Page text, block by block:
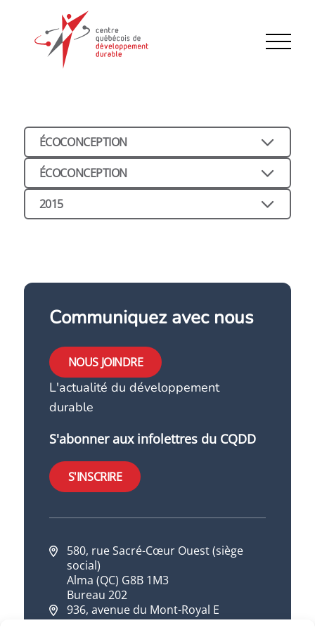
ÉCOCONCEPTION
ÉCOCONCEPTION
2015
Communiquez avec nous
NOUS JOINDRE
L'actualité du développement
durable
S'abonner aux infolettres du CQDD
S'INSCRIRE
580, rue Sacré-Cœur Ouest (siège
social)
Alma (QC) G8B 1M3
Bureau 202
936, avenue du Mont-Royal E
Montréal (QC) H2J 1X2